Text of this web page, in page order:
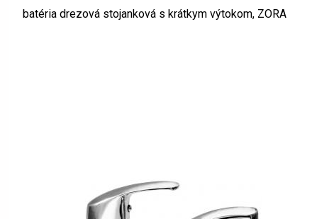
batéria drezová stojanková s krátkym výtokom, ZORA